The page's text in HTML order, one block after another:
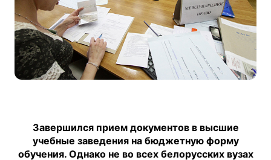
Завершился прием документов в высшие
учебные заведения на бюджетную форму
обучения. Однако не во всех белорусских вузах